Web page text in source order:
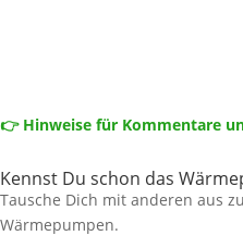
👉 Hinweise für Kommentare
Kennst Du schon das
Tausche Dich mit anderen aus
Wärmepumpen.